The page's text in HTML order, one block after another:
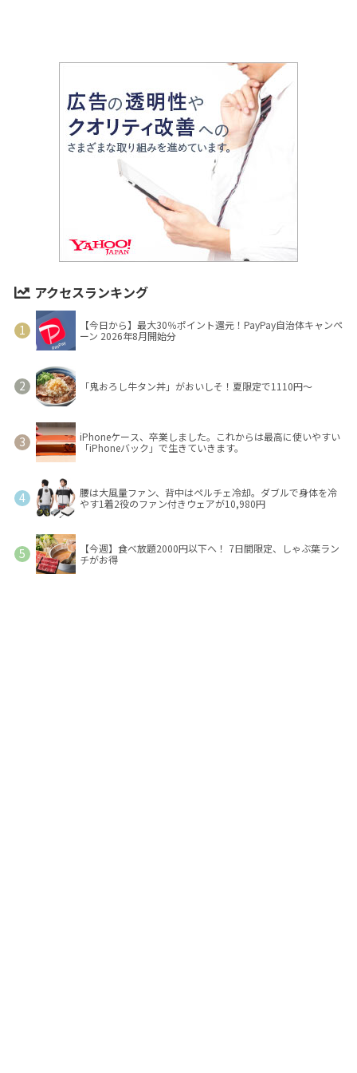
アクセスランキング
【今日から】最大30％ポイント還元！PayPay自治体キャンペ
ーン 2026年8月開始分
「鬼おろし牛タン丼」がおいしそ！夏限定で1110円～
iPhoneケース、卒業しました。これからは最高に使いやすい
「iPhoneバック」で生きていきます。
腰は大風量ファン、背中はペルチェ冷却。ダブルで身体を冷
やす1着2役のファン付きウェアが10,980円
【今週】食べ放題2000円以下へ！ 7日間限定、しゃぶ葉ラン
チがお得